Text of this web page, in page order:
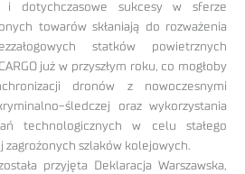
sukcesy w sferze
towarów skłaniają do rozważenia
statków powietrznych
już w przyszłym roku, co mogłoby
dronów z nowoczesnymi
śledczej oraz wykorzystania
technologicznych w celu stałego
zagrożonych szlaków kolejowych.
przyjęta Deklaracja Warszawska,